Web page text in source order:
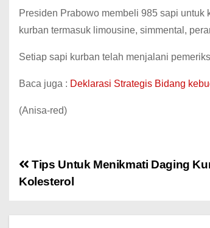
Presiden Prabowo membeli 985 sapi
kurban termasuk limousine, simmental,
Setiap sapi kurban telah menjalani
Baca juga : Deklarasi Strategis Bidang
(Anisa-red)
Tips Untuk Menikmati Daging
Kolesterol